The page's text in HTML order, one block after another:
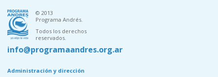
© 2013
Programa Andrés.
Todos los derechos
reservados.
info@programaandres.org.ar
Administración y dirección